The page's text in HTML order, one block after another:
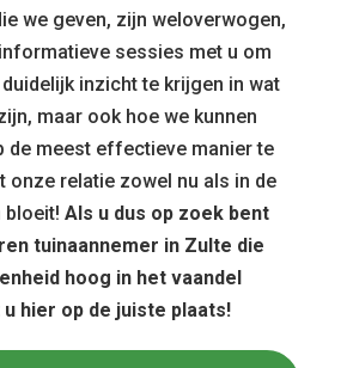
we geven, zijn weloverwogen,
sessies met u om
inzicht te krijgen in wat
maar ook hoe we kunnen
de meest effectieve manier te
onze relatie zowel nu als in de
bloeit! Als u dus op zoek bent
tuinaannemer in Zulte die
hoog in het vaandel
hier op de juiste plaats!